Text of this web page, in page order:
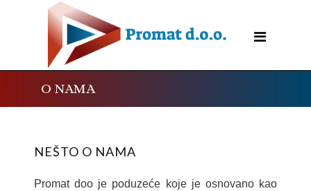
O NAMA
NEŠTO O NAMA
Promat doo je poduzeće koje je osnovano kao